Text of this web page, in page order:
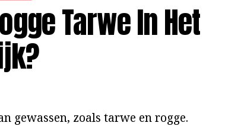
Tarwe In Het
gewassen, zoals tarwe en rogge.